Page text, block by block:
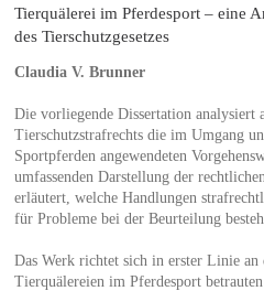
Tierquälerei im Pferdesport – eine
des Tierschutzgesetzes
Claudia V. Brunner
Die vorliegende Dissertation analysiert
Tierschutzstrafrechts die im Umgang
Sportpferden angewendeten
umfassenden Darstellung der
erläutert, welche Handlungen
für Probleme bei der Beurteilung
Das Werk richtet sich in erster Linie
Tierquälereien im Pferdesport